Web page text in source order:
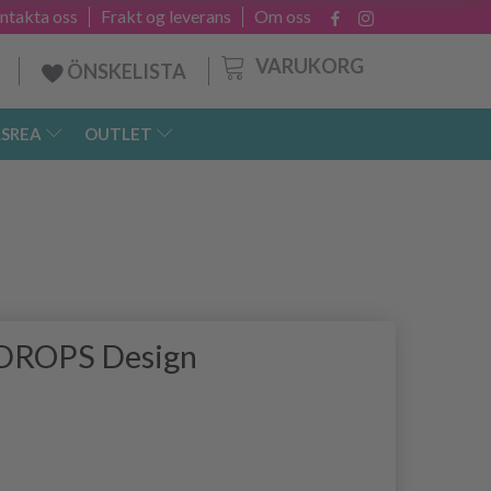
Om oss
Frakt og leverans
oss
VARUKORG
ÖNSKELISTA
OUTLET
Design